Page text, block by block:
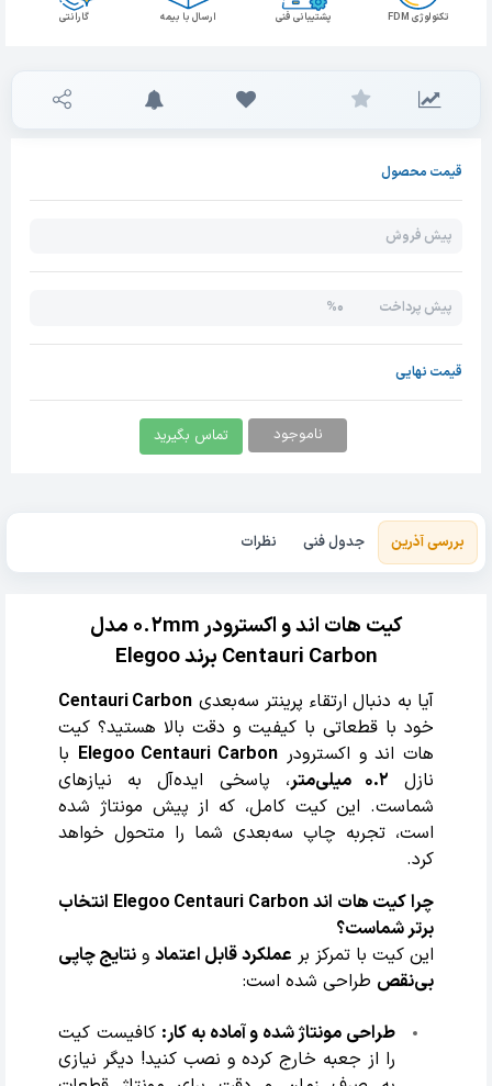
گارانتی ارسال با بیمه پشتیبانی فنی تکنولوژی FDM
قیمت محصول
پیش فروش
پیش پرداخت 0%
قیمت نهایی
ناموجود تماس بگیرید
بررسی آذرین جدول فنی نظرات
کیت هات اند و اکسترودر 0.2mm مدل
Centauri Carbon برند Elegoo
آیا به دنبال ارتقاء پرینتر سه‌بعدی Centauri Carbon
خود با قطعاتی با کیفیت و دقت بالا هستید؟ کیت
هات اند و اکسترودر Elegoo Centauri Carbon با
نازل 0.2 میلی‌متر
، پاسخی ایده‌آل به نیازهای
شماست. این کیت کامل، که از پیش مونتاژ شده
است، تجربه چاپ سه‌بعدی شما را متحول خواهد
کرد.
چرا کیت هات اند Elegoo Centauri Carbon انتخاب
برتر شماست؟
این کیت با تمرکز بر عملکرد قابل اعتمادو نتایج چاپی
بی‌نقص طراحی شده است:
طراحی مونتاژ شده و آماده به کار: کافیست کیت
را از جعبه خارج کرده و نصب کنید! دیگر نیازی